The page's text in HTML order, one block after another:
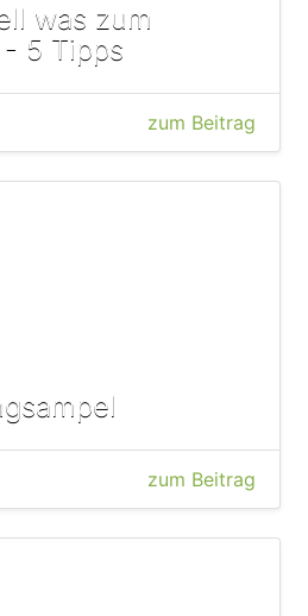
was zum
5 Tipps
zum Beitrag
zum Beitrag